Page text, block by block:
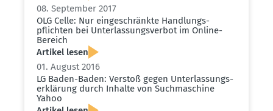
08. September 2017
OLG Celle: Nur einge­schränkte Handlungs­
pflichten bei Unter­las­sungs­verbot im Online-
Bereich
Artikel lesen
01. August 2016
LG Baden-Baden: Verstoß gegen Unter­las­sungs­
er­klärung durch Inhalte von Suchma­schine
Yahoo